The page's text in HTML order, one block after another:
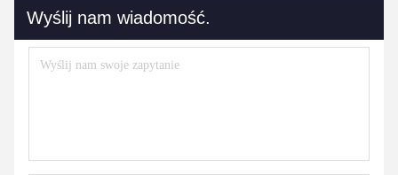
Wyślij nam wiadomość.